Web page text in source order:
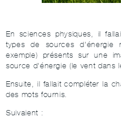
En sciences physiques, il
types de sources d'énergie
exemple) présents sur une
source d'énergie (le vent dans
Ensuite, il fallait compléter la
des mots fournis.
Suivaient :